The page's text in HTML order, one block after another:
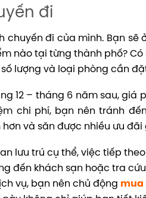
đi
chuyến đi của mình. Bạn
nào tại từng thành phố?
lượng và loại phòng cần
12 – tháng 6 năm sau, giá
chi phí, bạn nên tránh
và săn được nhiều ưu
lưu trú cụ thể, việc tiếp
đến khách sạn hoặc tra
vụ, bạn nên chủ động mua